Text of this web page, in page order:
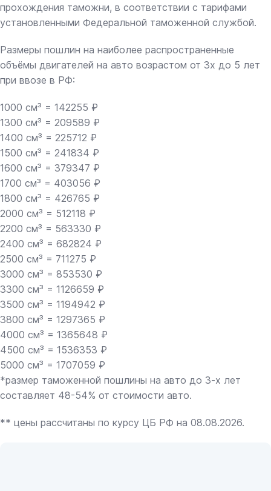
прохождения таможни, в соответствии с тарифами
установленными Федеральной таможенной службой.
Размеры пошлин на наиболее распространенные
объёмы двигателей на авто возрастом от 3х до 5 лет
при ввозе в РФ:
1000 см³ = 142255 ₽
1300 см³ = 209589 ₽
1400 см³ = 225712 ₽
1500 см³ = 241834 ₽
1600 см³ = 379347 ₽
1700 см³ = 403056 ₽
1800 см³ = 426765 ₽
2000 см³ = 512118 ₽
2200 см³ = 563330 ₽
2400 см³ = 682824 ₽
2500 см³ = 711275 ₽
3000 см³ = 853530 ₽
3300 см³ = 1126659 ₽
3500 см³ = 1194942 ₽
3800 см³ = 1297365 ₽
4000 см³ = 1365648 ₽
4500 см³ = 1536353 ₽
5000 см³ = 1707059 ₽
*размер таможенной пошлины на авто до 3-х лет
составляет 48-54% от стоимости авто.
** цены рассчитаны по курсу ЦБ РФ на 08.08.2026.